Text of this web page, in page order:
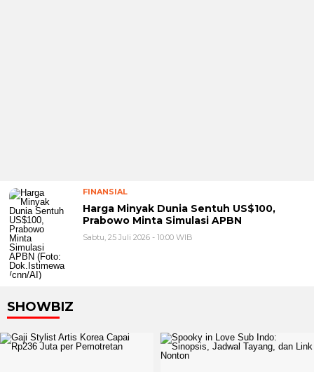
FINANSIAL
Harga Minyak Dunia Sentuh US$100,
Prabowo Minta Simulasi APBN
Sabtu, 25 Juli 2026 - 10:00 WIB
SHOWBIZ